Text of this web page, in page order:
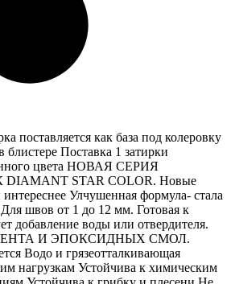
как база под колеровку
блистере Поставка 1 затирки
цвета НОВАЯ СЕРИЯ
STAR COLOR. Новые
Улчушенная формула- стала
швов от 1 до 12 мм. Готовая к
добавление воды или отвердителя.
И ЭПОКСИДНЫХ СМОЛ.
Водо и грязеотталкивающая
нагрузкам Устойчива к химическим